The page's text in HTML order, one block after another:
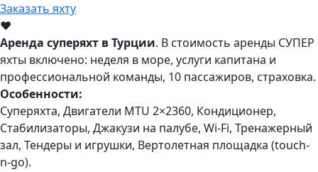
Заказать яхту
♥
Аренда суперяхт в Турции. В стоимость аренды СУПЕР
яхты включено: неделя в море, услуги капитана и
профессиональной команды, 10 пассажиров, страховка.
Особенности:
Суперяхта, Двигатели MTU 2×2360, Кондиционер,
Стабилизаторы, Джакузи на палубе, Wi-Fi, Тренажерный
зал, Тендеры и игрушки, Вертолетная площадка (touch-
n-go).